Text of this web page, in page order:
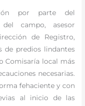
por parte del
del campo, asesor
de Registro,
de predios lindantes
Comisaría local más
necesarias.
fehaciente y con
al inicio de las